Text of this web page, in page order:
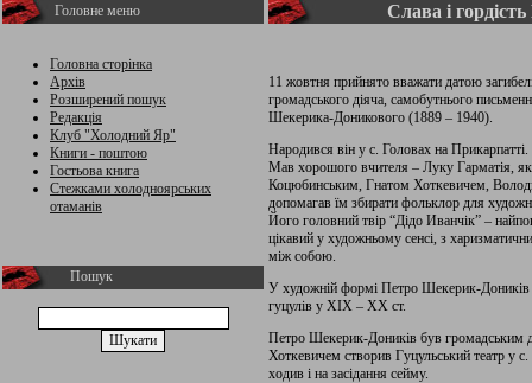
Головне меню
Головна сторінка
Архів
Розширений пошук
Редакція
Клуб "Холодний Яр"
Книги - поштою
Гостьова книга
Стежками холодноярських
отаманів
Пошук
Слава і
11 жовтня прийнято вважати датою
громадського діяча, самобутнього
Шекерика-Доникового (1889 – 1940).
Народився він у с. Головах на
Мав хорошого вчителя – Луку Гарматія,
Коцюбинським, Гнатом Хоткевичем,
допомагав їм збирати фольклор для
Його головний твір “Дідо Иванчік” –
цікавий у художньому сенсі, з
між собою.
У художній формі Петро Шекерик-Доників
гуцулів у ХІХ – ХХ ст.
Петро Шекерик-Доників був громадським
Хоткевичем створив Гуцульський театр у
ходив і на засідання сейму.